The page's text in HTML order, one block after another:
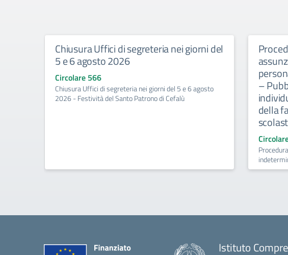
Chiusura Uffici di segreteria nei giorni del
5 e 6 agosto 2026
Circolare 566
Chiusura Uffici di segreteria nei giorni del 5 e 6 agosto
2026 - Festività del Santo Patrono di Cefalù
–
della
Istituto